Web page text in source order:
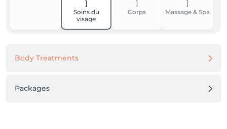
🚇 Accès en transports en commun
Charles Quint
	•	🚇 Métro STIB lignes 2 et 6 — Station Simonis
Soins du
visage
Corps Massage & Spa
Body Treatments
Packages